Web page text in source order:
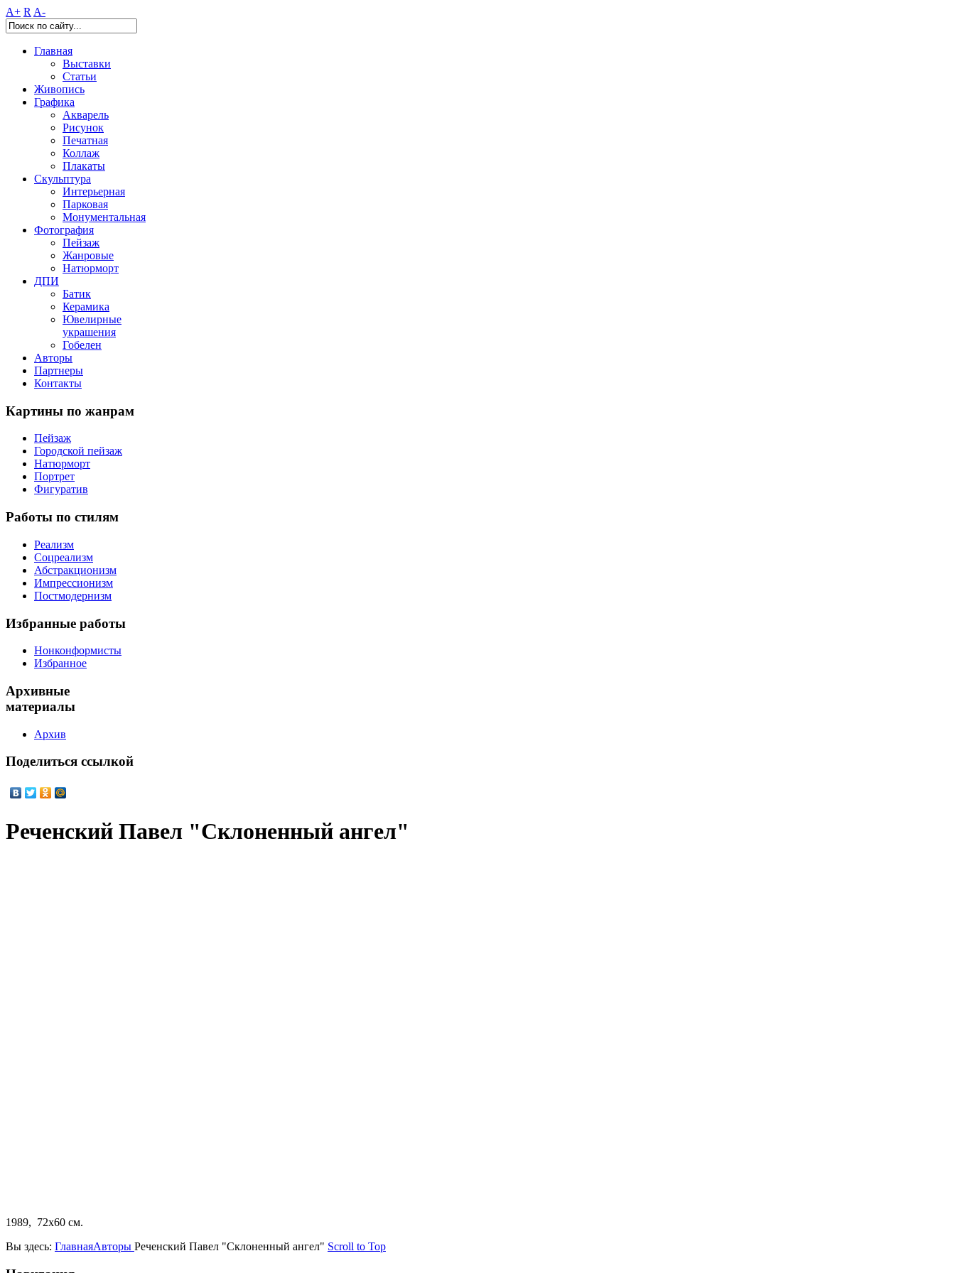
A+ R A-
Главная
Выставки
Статьи
Живопись
Графика
Акварель
Рисунок
Печатная
Коллаж
Плакаты
Скульптура
Интерьерная
Парковая
Монументальная
Фотография
Пейзаж
Жанровые
Натюрморт
ДПИ
Батик
Керамика
Ювелирные
украшения
Гобелен
Авторы
Партнеры
Контакты
Картины по жанрам
Пейзаж
Городской пейзаж
Натюрморт
Портрет
Фигуратив
Работы по стилям
Реализм
Соцреализм
Абстракционизм
Импрессионизм
Постмодернизм
Избранные работы
Нонконформисты
Избранное
Архивные
материалы
Архив
Поделиться ссылкой
Реченский Павел "Склоненный ангел"
1989, 72х60 см.
Вы здесь: ГлавнаяАвторы Реченский Павел "Склоненный ангел" Scroll to Top